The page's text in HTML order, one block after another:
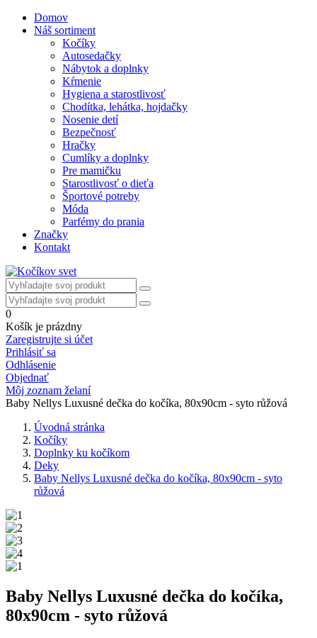
Domov
Náš sortiment
Kočíky
Autosedačky
Nábytok a doplnky
Kŕmenie
Hygiena a starostlivosť
Chodítka, lehátka, hojdačky
Nosenie detí
Bezpečnosť
Hračky
Cumlíky a doplnky
Pre mamičku
Starostlivosť o dieťa
Športové potreby
Móda
Parfémy do prania
Značky
Kontakt
0
Košík je prázdny
Zaregistrujte si účet
Prihlásiť sa
Odhlásenie
Objednať
Môj zoznam želaní
Baby Nellys Luxusné dečka do kočíka, 80x90cm - syto růžová
Úvodná stránka
Kočíky
Doplnky ku kočíkom
Deky
Baby Nellys Luxusné dečka do kočíka, 80x90cm - syto
růžová
Baby Nellys Luxusné dečka do kočíka,
80x90cm - syto růžová